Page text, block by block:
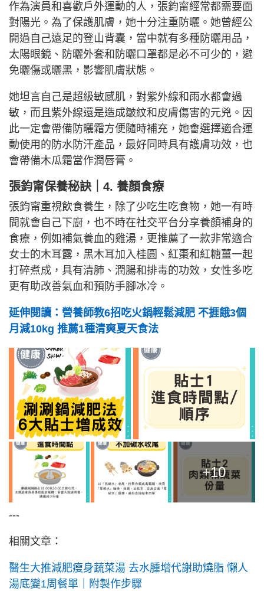
作為演員和喜歡戶外運動的人，張鈞甯經常都需要面
對陽光。為了保護肌膚，她十分注重防曬。她曾經公
開過自己遠足的登山背囊，當中就有多種防曬用品，
太陽眼鏡、防曬外套和防曬口罩都是必不可少的，避
免曬傷或曬黑，影響肌膚狀態。
她坦言自己是超級敏感肌，對紫外線和雨水都會過
敏，而且紫外線還是造成皺紋和皮膚傷害的元兇。因
此一定會帶備防曬霜方便隨時補充，她會選擇適合運
動使用的防水防汗產品，最好同時具有護膚功效，也
會帶備木瓜霜當作潤唇膏。
張鈞甯保養秘訣｜4. 養顏食療
張鈞甯重視飲食養生，除了少吃生吃食物，她一有時
間就會自己下廚，也不時在社交平台分享養顏補身的
食療，例如補氣養血的雞湯，更推薦了一款非常適合
女士的木耳露，黑木耳加入桂圓、紅棗和紅糖薑一起
打碎煮成，具有清肺、潤腸和排毒的功效，女性多吃
更有助改善氣血和預防手腳冰冷。
延伸閱讀：營養師教6招吃火鍋輕鬆減肥 不捱餓3個
月減10kg 推薦1種清爽夏天食法
+10
---
相關文章：
醫生大推減肥瘦身蔬菜湯 去水腫增代謝助燒脂 懶人
湯底變1周餐單｜附製作步驟